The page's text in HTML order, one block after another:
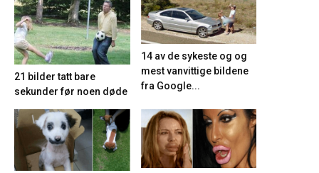
21 bilder tatt bare
sekunder før noen døde
14 av de sykeste og og
mest vanvittige bildene
fra Google...